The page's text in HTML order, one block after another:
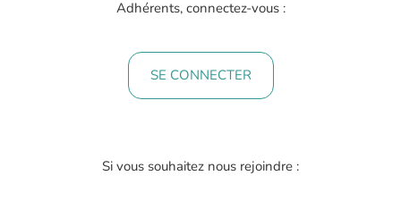
Adhérents, connectez-vous :
SE CONNECTER
Si vous souhaitez nous rejoindre :